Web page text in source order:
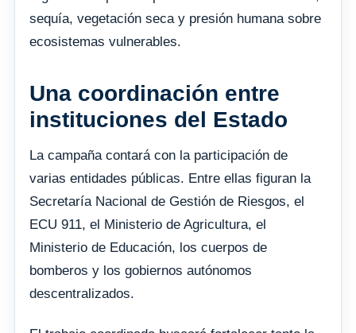
sequía, vegetación seca y presión humana sobre
ecosistemas vulnerables.
Una coordinación entre
instituciones del Estado
La campaña contará con la participación de
varias entidades públicas. Entre ellas figuran la
Secretaría Nacional de Gestión de Riesgos, el
ECU 911, el Ministerio de Agricultura, el
Ministerio de Educación, los cuerpos de
bomberos y los gobiernos autónomos
descentralizados.